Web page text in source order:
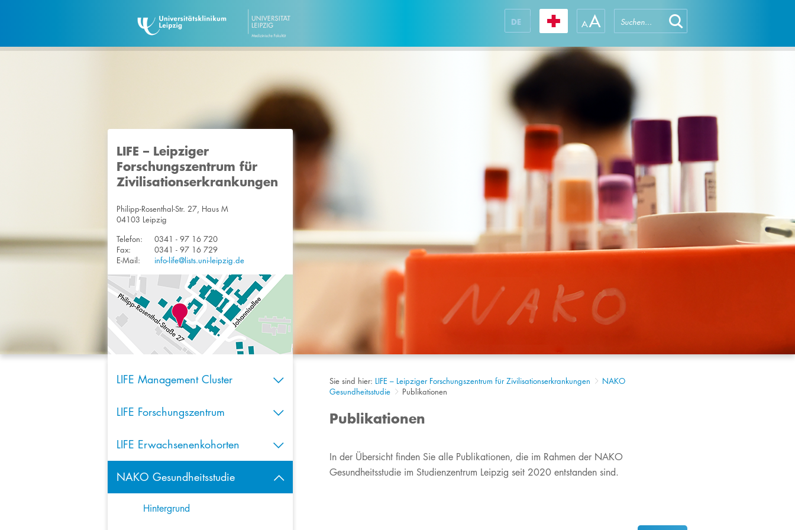
DE
LIFE – Leipziger
Forschungszentrum für
Zivilisationserkrankungen
Philipp-Rosenthal-Str. 27, Haus M
04103 Leipzig
Telefon:
0341 - 97 16 720
Fax:
0341 - 97 16 729
E-Mail:
info-life@lists.uni-leipzig.de
LIFE Management Cluster
LIFE Forschungszentrum
LIFE Erwachsenenkohorten
NAKO Gesundheitsstudie
Hintergrund
Sie sind hier: LIFE – Leipziger Forschungszentrum für Zivilisationserkrankungen
NAKO
Gesundheitsstudie
Publikationen
Publikationen
​​​​​​In der Übersicht finden Sie alle Publikationen, die im Rahmen der NAKO
Gesundheitsstudie im Studienzentrum Leipzig seit 2020 entstanden sind.​​​